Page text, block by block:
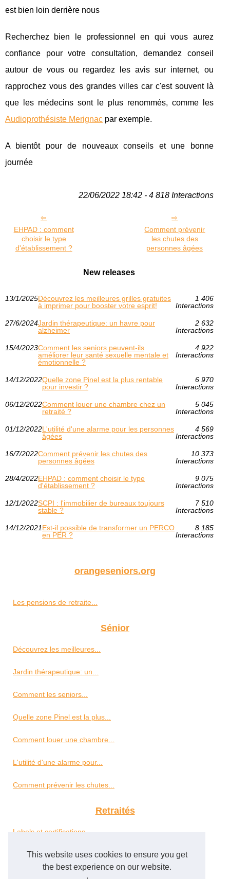
This website uses cookies to ensure you get
the best experience on our website.
est bien loin derrière nous
Recherchez bien le professionnel en qui vous aurez
confiance pour votre consultation, demandez conseil
autour de vous ou regardez les avis sur internet, ou
rapprochez vous des grandes villes car c'est souvent là
que les médecins sont le plus renommés, comme les
Audioprothésiste Merignac par exemple.
A bientôt pour de nouveaux conseils et une bonne
journée
22/06/2022 18:42 - 4 818 Interactions
EHPAD : comment
choisir le type
d'établissement ?
Comment prévenir
les chutes des
personnes âgées
New releases
13/1/2025Découvrez les meilleures grilles gratuites
à imprimer pour booster votre esprit!
1 406
Interactions
27/6/2024Jardin thérapeutique: un havre pour
alzheimer
2 632
Interactions
15/4/2023Comment les seniors peuvent-ils
améliorer leur santé sexuelle mentale et
émotionnelle ?
4 922
Interactions
14/12/2022Quelle zone Pinel est la plus rentable
pour investir ?
6 970
Interactions
06/12/2022Comment louer une chambre chez un
retraité ?
5 045
Interactions
01/12/2022L'utilité d'une alarme pour les personnes
âgées
4 569
Interactions
16/7/2022Comment prévenir les chutes des
personnes âgées
10 373
Interactions
28/4/2022EHPAD : comment choisir le type
d'établissement ?
9 075
Interactions
12/1/2022SCPI : l'immobilier de bureaux toujours
stable ?
7 510
Interactions
14/12/2021Est-il possible de transformer un PERCO
en PER ?
8 185
Interactions
orangeseniors.org
Les pensions de retraite...
Sénior
Découvrez les meilleures...
Jardin thérapeutique: un...
Comment les seniors...
Quelle zone Pinel est la plus...
Comment louer une chambre...
L'utilité d'une alarme pour...
Comment prévenir les chutes...
Retraités
Labels et certifications...
Simulateur PER en Ligne : Un...